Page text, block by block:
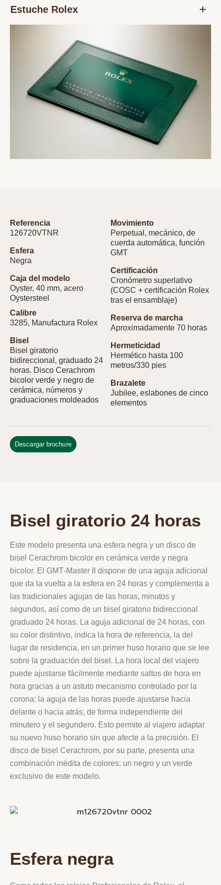
Estuche Rolex
Referencia
126720VTNR
Esfera
Negra
Caja del modelo
Oyster, 40 mm, acero
Oystersteel
Calibre
3285, Manufactura Rolex
Bisel
Bisel giratorio
bidireccional, graduado 24
horas. Disco Cerachrom
bicolor verde y negro de
cerámica, números y
graduaciones moldeados
Movimiento
Perpetual, mecánico, de
cuerda automática, función
GMT
Certificación
Cronómetro superlativo
(COSC + certificación Rolex
tras el ensamblaje)
Reserva de marcha
Aproximadamente 70 horas
Hermeticidad
Hermético hasta 100
metros/330 pies
Brazalete
Jubilee, eslabones de cinco
elementos
Descargar brochure
Bisel giratorio 24 horas
Este modelo presenta una esfera negra y un disco de
bisel Cerachrom bicolor en cerámica verde y negra
bicolor. El GMT‑Master II dispone de una aguja adicional
que da la vuelta a la esfera en 24 horas y complementa a
las tradicionales agujas de las horas, minutos y
segundos, así como de un bisel giratorio bidireccional
graduado 24 horas. La aguja adicional de 24 horas, con
su color distintivo, indica la hora de referencia, la del
lugar de residencia, en un primer huso horario que se lee
sobre la graduación del bisel. La hora local del viajero
puede ajustarse fácilmente mediante saltos de hora en
hora gracias a un astuto mecanismo controlado por la
corona: la aguja de las horas puede ajustarse hacia
delante o hacia atrás, de forma independiente del
minutero y el segundero. Esto permite al viajero adaptar
su nuevo huso horario sin que afecte a la precisión. El
disco de bisel Cerachrom, por su parte, presenta una
combinación inédita de colores: un negro y un verde
exclusivo de este modelo.
Esfera negra